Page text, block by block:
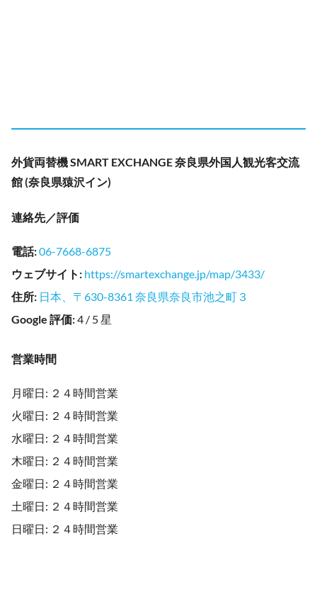
外貨両替機 SMART EXCHANGE 奈良県外国人観光客交流
館 (奈良県猿沢イン)
連絡先／評価
電話:06-7668-6875
ウェブサイト : https://smartexchange.jp/map/3433/
住所: 日本、〒630-8361 奈良県奈良市池之町３
Google 評価:4 / 5 星
営業時間
月曜日: ２４時間営業
火曜日: ２４時間営業
水曜日: ２４時間営業
木曜日: ２４時間営業
金曜日: ２４時間営業
土曜日: ２４時間営業
日曜日: ２４時間営業